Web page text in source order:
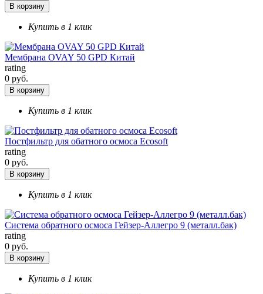
В корзину
Купить в 1 клик
Мембрана OVAY 50 GPD Китай
rating
0 руб.
В корзину
Купить в 1 клик
Постфильтр для обатного осмоса Ecosoft
rating
0 руб.
В корзину
Купить в 1 клик
Система обратного осмоса Гейзер-Аллегро 9 (металл.бак)
rating
0 руб.
В корзину
Купить в 1 клик